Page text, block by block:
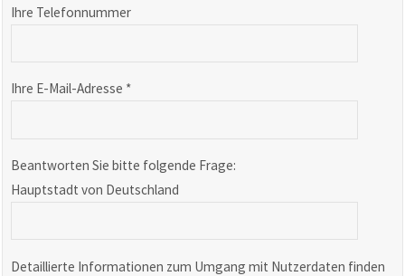
Bitte lasse dieses Feld leer.
Ihre Telefonnummer
Ihre E-Mail-Adresse *
Beantworten Sie bitte folgende Frage:
Hauptstadt von Deutschland
Detaillierte Informationen zum Umgang mit Nutzerdaten finden